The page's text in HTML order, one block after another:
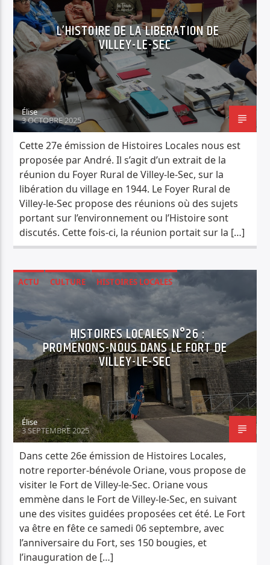
L’HISTOIRE DE LA LIBÉRATION DE
VILLEY-LE-SEC
Élise
3 OCTOBRE 2025
Cette 27e émission de Histoires Locales nous est
proposée par André. Il s’agit d’un extrait de la
réunion du Foyer Rural de Villey-le-Sec, sur la
libération du village en 1944. Le Foyer Rural de
Villey-le-Sec propose des réunions où des sujets
portant sur l’environnement ou l’Histoire sont
discutés. Cette fois-ci, la réunion portait sur la […]
ACTU CULTURE HISTOIRES LOCALES
HISTOIRES LOCALES N°26 :
PROMENONS-NOUS DANS LE FORT DE
VILLEY-LE-SEC
Élise
3 SEPTEMBRE 2025
Dans cette 26e émission de Histoires Locales,
notre reporter-bénévole Oriane, vous propose de
visiter le Fort de Villey-le-Sec. Oriane vous
emmène dans le Fort de Villey-le-Sec, en suivant
une des visites guidées proposées cet été. Le Fort
va être en fête ce samedi 06 septembre, avec
l’anniversaire du Fort, ses 150 bougies, et
l’inauguration de […]